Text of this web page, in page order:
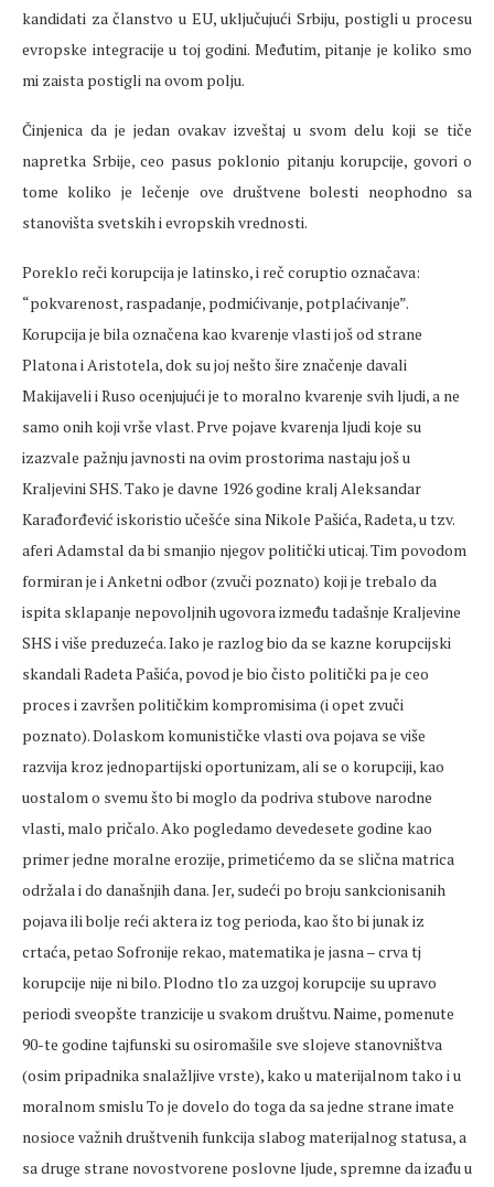
kandidati za članstvo u EU, uključujući Srbiju, postigli u procesu
evropske integracije u toj godini. Međutim, pitanje je koliko smo
mi zaista postigli na ovom polju.
Činjenica da je jedan ovakav izveštaj u svom delu koji se tiče
napretka Srbije, ceo pasus poklonio pitanju korupcije, govori o
tome koliko je lečenje ove društvene bolesti neophodno sa
stanovišta svetskih i evropskih vrednosti.
Poreklo reči korupcija je latinsko, i reč coruptio označava:
“pokvarenost, raspadanje, podmićivanje, potplaćivanje”.
Korupcija je bila označena kao kvarenje vlasti još od strane
Platona i Aristotela, dok su joj nešto šire značenje davali
Makijaveli i Ruso ocenjujući je to moralno kvarenje svih ljudi, a ne
samo onih koji vrše vlast. Prve pojave kvarenja ljudi koje su
izazvale pažnju javnosti na ovim prostorima nastaju još u
Kraljevini SHS. Tako je davne 1926 godine kralj Aleksandar
Karađorđević iskoristio učešće sina Nikole Pašića, Radeta, u tzv.
aferi Adamstal da bi smanjio njegov politički uticaj. Tim povodom
formiran je i Anketni odbor (zvuči poznato) koji je trebalo da
ispita sklapanje nepovoljnih ugovora između tadašnje Kraljevine
SHS i više preduzeća. Iako je razlog bio da se kazne korupcijski
skandali Radeta Pašića, povod je bio čisto politički pa je ceo
proces i završen političkim kompromisima (i opet zvuči
poznato). Dolaskom komunističke vlasti ova pojava se više
razvija kroz jednopartijski oportunizam, ali se o korupciji, kao
uostalom o svemu što bi moglo da podriva stubove narodne
vlasti, malo pričalo. Ako pogledamo devedesete godine kao
primer jedne moralne erozije, primetićemo da se slična matrica
održala i do današnjih dana. Jer, sudeći po broju sankcionisanih
pojava ili bolje reći aktera iz tog perioda, kao što bi junak iz
crtaća, petao Sofronije rekao, matematika je jasna – crva tj
korupcije nije ni bilo. Plodno tlo za uzgoj korupcije su upravo
periodi sveopšte tranzicije u svakom društvu. Naime, pomenute
90-te godine tajfunski su osiromašile sve slojeve stanovništva
(osim pripadnika snalažljive vrste), kako u materijalnom tako i u
moralnom smislu To je dovelo do toga da sa jedne strane imate
nosioce važnih društvenih funkcija slabog materijalnog statusa, a
sa druge strane novostvorene poslovne ljude, spremne da izađu u